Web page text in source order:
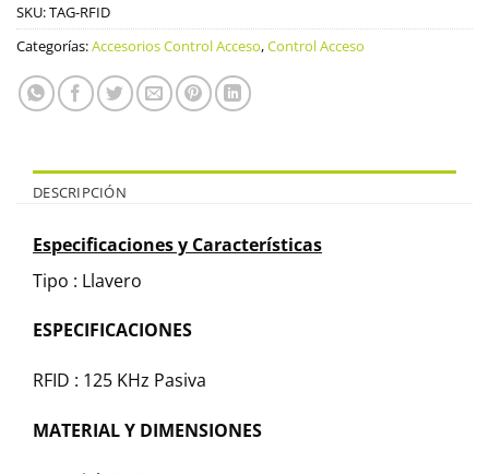
SKU:TAG-RFID
Categorías:Accesorios Control Acceso,Control Acceso
DESCRIPCIÓN
Especificaciones y Características
Tipo : Llavero
ESPECIFICACIONES
RFID : 125 KHz Pasiva
MATERIAL Y DIMENSIONES